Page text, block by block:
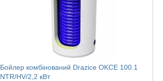
Бойлер комбінований Drazice OKCE 100.1
NTR/HV/2,2 кВт